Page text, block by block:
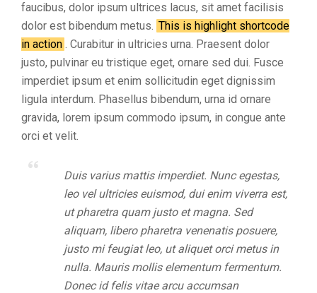
faucibus, dolor ipsum ultrices lacus, sit amet facilisis
dolor est bibendum metus. This is highlight shortcode
in action . Curabitur in ultricies urna. Praesent dolor
justo, pulvinar eu tristique eget, ornare sed dui. Fusce
imperdiet ipsum et enim sollicitudin eget dignissim
ligula interdum. Phasellus bibendum, urna id ornare
gravida, lorem ipsum commodo ipsum, in congue ante
orci et velit.
Duis varius mattis imperdiet. Nunc egestas,
leo vel ultricies euismod, dui enim viverra est,
ut pharetra quam justo et magna. Sed
aliquam, libero pharetra venenatis posuere,
justo mi feugiat leo, ut aliquet orci metus in
nulla. Mauris mollis elementum fermentum.
Donec id felis vitae arcu accumsan